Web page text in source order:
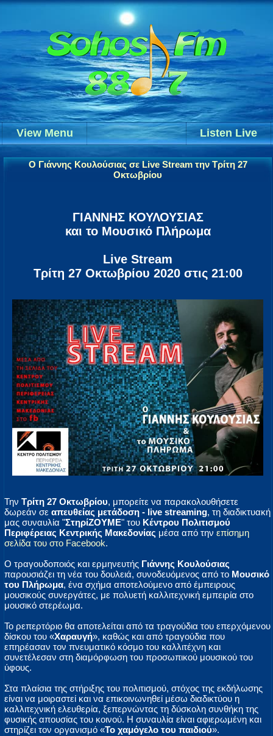
Listen Live
View Menu
Ο Γιάννης Κουλούσιας σε Live Stream την Τρίτη 27
Οκτωβρίου
ΓΙΑΝΝΗΣ ΚΟΥΛΟΥΣΙΑΣ
και το Μουσικό Πλήρωμα
Live Stream
Τρίτη 27 Οκτωβρίου 2020 στις 21:00
Την Τρίτη 27 Οκτωβρίου, μπορείτε να παρακολουθήσετε
δωρεάν σε απευθείας μετάδοση - live streaming, τη διαδικτυακή
μας συναυλία "ΣτηρίΖΟΥΜΕ" του Κέντρου Πολιτισμού
Περιφέρειας Κεντρικής Μακεδονίας μέσα από την επίσημη
σελίδα του στο Facebook.
Ο τραγουδοποιός και ερμηνευτής Γιάννης Κουλούσιας
παρουσιάζει τη νέα του δουλειά, συνοδευόμενος από το Μουσικό
του Πλήρωμα, ένα σχήμα αποτελούμενο από έμπειρους
μουσικούς συνεργάτες, με πολυετή καλλιτεχνική εμπειρία στο
μουσικό στερέωμα.
Το ρεπερτόριο θα αποτελείται από τα τραγούδια του επερχόμενου
δίσκου του «Χαραυγή», καθώς και από τραγούδια που
επηρέασαν τον πνευματικό κόσμο του καλλιτέχνη και
συνετέλεσαν στη διαμόρφωση του προσωπικού μουσικού του
ύφους.
Στα πλαίσια της στήριξης του πολιτισμού, στόχος της εκδήλωσης
είναι να μοιραστεί και να επικοινωνηθεί μέσω διαδικτύου η
καλλιτεχνική ελευθερία, ξεπερνώντας τη δύσκολη συνθήκη της
φυσικής απουσίας του κοινού. Η συναυλία είναι αφιερωμένη και
στηρίζει τον οργανισμό «Το χαμόγελο του παιδιού».